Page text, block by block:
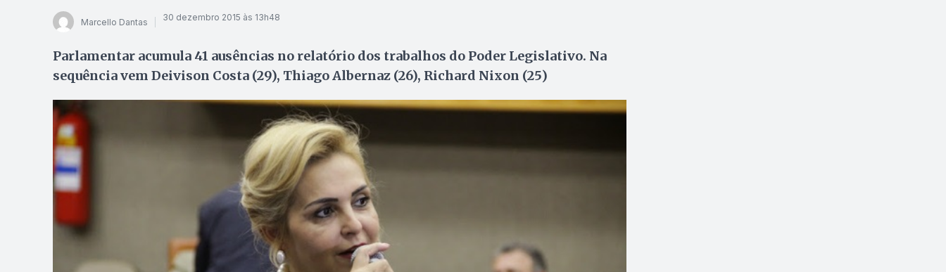
Marcello Dantas 30 dezembro 2015 às 13h48
Parlamentar acumula 41 ausências no relatório dos trabalhos do Poder Legislativo. Na
sequência vem Deivison Costa (29), Thiago Albernaz (26), Richard Nixon (25)